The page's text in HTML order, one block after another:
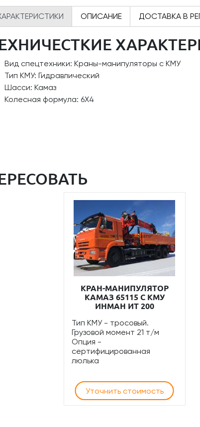
ОПИСАНИЕ ДОСТАВКА В
Вид спецтехники: Краны-манипуляторы с КМУ
Тип КМУ: Гидравлический
Шасси: Камаз
Колесная формула: 6Х4
КРАН-МАНИПУЛЯТОР
КАМАЗ 65115 С КМУ
ИНМАН ИТ 200
Тип КМУ - тросовый.
Грузовой момент 21 т/м
Опция -
сертифицированная
люлька
Уточнить стоимость